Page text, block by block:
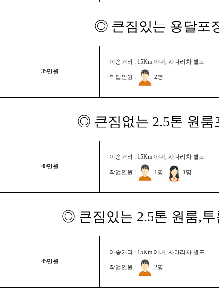
◎ 큰짐있는 용달포
35만원
이송거리 : 15Km 이내, 사다리차 별도
작업인원 : 2명
◎ 큰짐없는 2.5톤 원룸
40만원
이송거리 : 15Km 이내, 사다리차 별도
작업인원 : 1명, 1명
◎ 큰짐있는 2.5톤 원룸,
45만원
이송거리 : 15Km 이내, 사다리차 별도
작업인원 : 2명